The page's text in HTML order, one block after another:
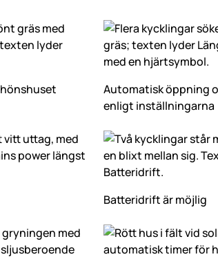
Automatisk öppning
enligt inställningarna
Batteridrift är möjlig